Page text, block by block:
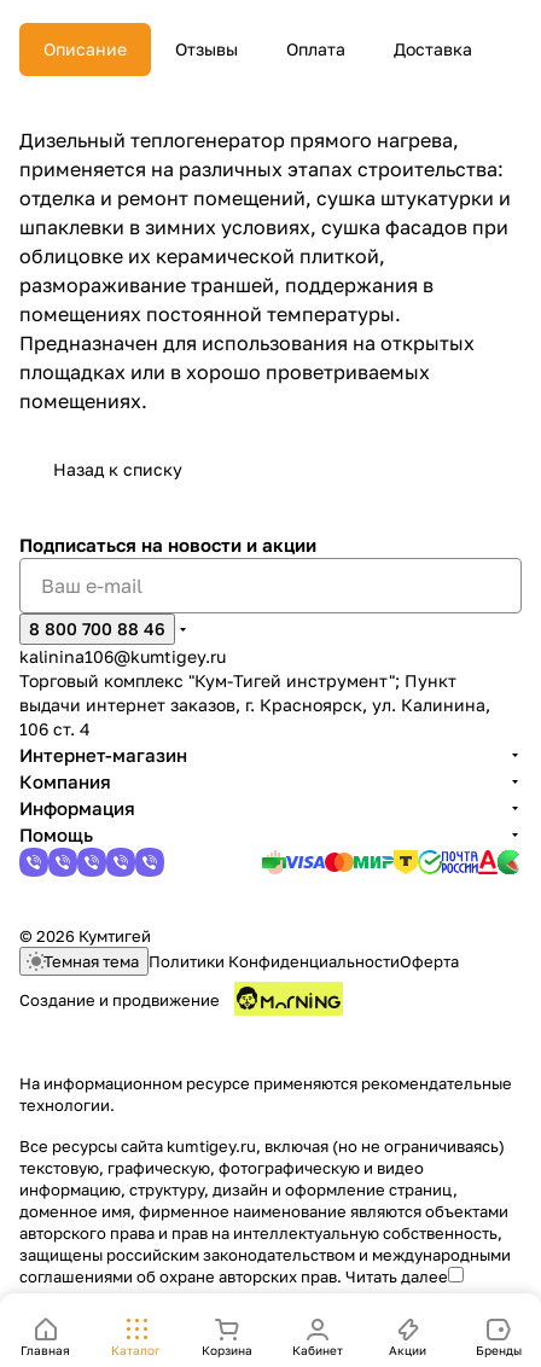
Описание Отзывы Оплата Доставка
Дизельный теплогенератор прямого нагрева,
применяется на различных этапах строительства:
отделка и ремонт помещений, сушка штукатурки и
шпаклевки в зимних условиях, сушка фасадов при
облицовке их керамической плиткой,
размораживание траншей, поддержания в
помещениях постоянной температуры.
Предназначен для использования на открытых
площадках или в хорошо проветриваемых
помещениях.
Назад к списку
Главная Каталог Корзина Кабинет Акции Бренды
Подписаться на новости и акции
8 800 700 88 46
kalinina106@kumtigey.ru
Торговый комплекс "Кум-Тигей инструмент"; Пункт
выдачи интернет заказов, г. Красноярск, ул. Калинина,
106 ст. 4
Интернет-магазин
Компания
Информация
Помощь
© 2026 Кумтигей
Темная тема Политики КонфиденциальностиОферта
Создание и продвижение
На информационном ресурсе применяются рекомендательные
технологии.
Все ресурсы сайта kumtigey.ru, включая (но не ограничиваясь)
текстовую, графическую, фотографическую и видео
информацию, структуру, дизайн и оформление страниц,
доменное имя, фирменное наименование являются объектами
авторского права и прав на интеллектуальную собственность,
защищены российским законодательством и международными
соглашениями об охране авторских прав. Читать далее